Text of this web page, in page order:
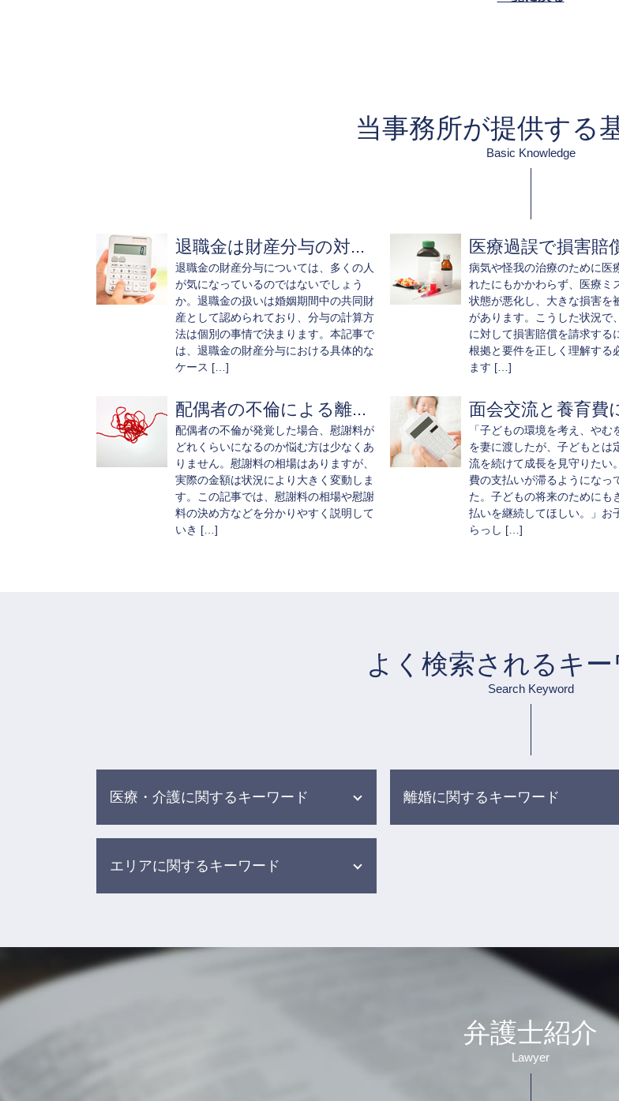
当事務所が提供する
Basic Knowledge
退職金は財産分与の対...
退職金の財産分与については、多くの人
が気になっているのではないでしょう
か。退職金の扱いは婚姻期間中の共同財
産として認められており、分与の計算方
法は個別の事情で決まります。本記事で
は、退職金の財産分与における具体的な
ケース […]
医療過誤で損害賠
病気や怪我の治療のために医
れたにもかかわらず、医療ミ
状態が悪化し、大きな損害を
があります。こうした状況で
に対して損害賠償を請求する
根拠と要件を正しく理解する
ます […]
配偶者の不倫による離...
配偶者の不倫が発覚した場合、慰謝料が
どれくらいになるのか悩む方は少なくあ
りません。慰謝料の相場はありますが、
実際の金額は状況により大きく変動しま
す。この記事では、慰謝料の相場や慰謝
料の決め方などを分かりやすく説明して
いき […]
面会交流と養育費
「子どもの環境を考え、やむ
を妻に渡したが、子どもとは
流を続けて成長を見守りたい
費の支払いが滞るようになっ
た。子どもの将来のためにも
払いを継続してほしい。」お
らっし […]
よく検索されるキー
Search Keyword
医療・介護に関するキーワード
誤薬事故 介護
医療 訴訟
院内 感染 医療事故
離婚に関するキーワード
離婚協議書 養育費
dv モラハラ 離婚
親権争い 別居
財産分与 対象にならないもの
離婚調停 不利な発言
エリアに関するキーワード
労働問題 相談 弁護士 杉並区
弁護士紹介
Lawyer